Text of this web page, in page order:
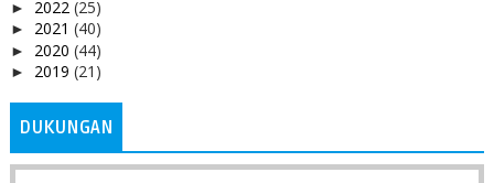
► 2022 (25)
► 2021 (40)
► 2020 (44)
► 2019 (21)
DUKUNGAN